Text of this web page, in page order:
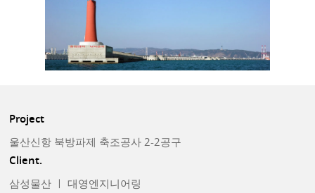
Project
울산신항 북방파제 축조공사 2-2공구
Client.
삼성물산 ㅣ 대영엔지니어링